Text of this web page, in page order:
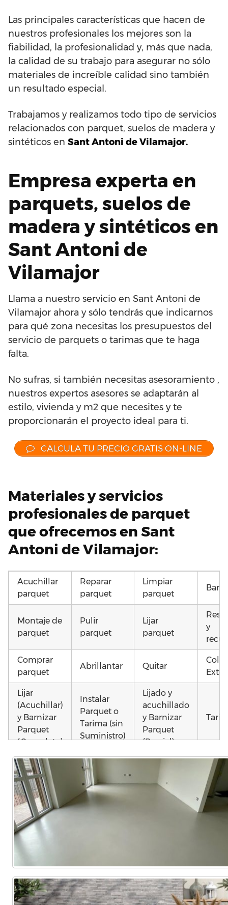
Las principales características que hacen de
nuestros profesionales los mejores son la
fiabilidad, la profesionalidad y, más que nada,
la calidad de su trabajo para asegurar no sólo
materiales de increíble calidad sino también
un resultado especial.
Trabajamos y realizamos todo tipo de servicios
relacionados con parquet, suelos de madera y
sintéticos en Sant Antoni de Vilamajor.
Empresa experta en
parquets, suelos de
madera y sintéticos en
Sant Antoni de
Vilamajor
Llama a nuestro servicio en Sant Antoni de
Vilamajor ahora y sólo tendrás que indicarnos
para qué zona necesitas los presupuestos del
servicio de parquets o tarimas que te haga
falta.
No sufras, si también necesitas asesoramiento ,
nuestros expertos asesores se adaptarán al
estilo, vivienda y m2 que necesites y te
proporcionarán el proyecto ideal para ti.
CALCULA TU PRECIO GRATIS ON-LINE
Materiales y servicios
profesionales de parquet
que ofrecemos en Sant
Antoni de Vilamajor:
Acuchillar
parquet
Reparar
parquet
Limpiar
parquet
Montaje de
parquet
Pulir
parquet
Lijar
parquet
y
Comprar
parquet
Abrillantar Quitar
Lijar
(Acuchillar)
y Barnizar
Parquet
(Completo)
Instalar
Parquet o
Tarima (sin
Suministro)
Lijado y
acuchillado
y Barnizar
Parquet
(Parcial)
Poner
parquet o
Tarima
Local
Comercial
Instalar
parquet o
Tarima
Vivienda
(Completa)
Montar
Tarima
Vivienda